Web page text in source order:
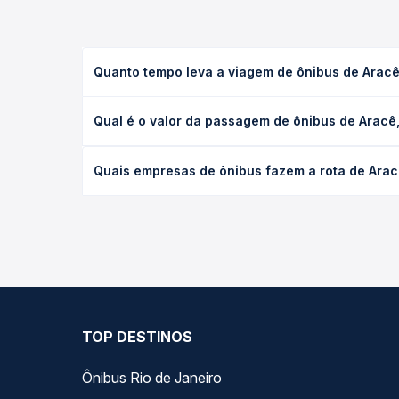
Quanto tempo leva a viagem de ônibus de
executivo ou leito) e as condições de tráfego. Na
Qual é o valor da passagem de ônibus de
de poltrona e a antecedência da compra. Na
Quais empresas de ônibus fazem a rota de
TOP DESTINOS
Ônibus Rio de Janeiro